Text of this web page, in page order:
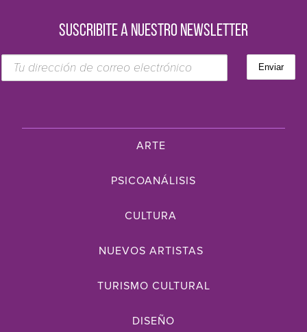
SUSCRIBITE A NUESTRO NEWSLETTER
ARTE
PSICOANÁLISIS
CULTURA
NUEVOS ARTISTAS
TURISMO CULTURAL
DISEÑO